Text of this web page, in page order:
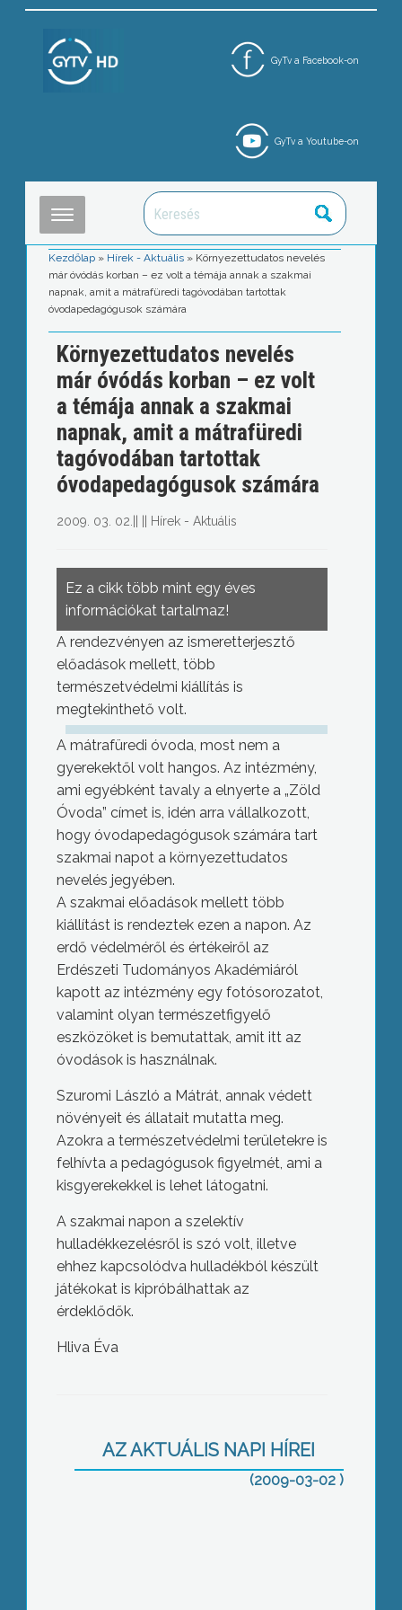
GyTv a Facebook-on
GyTv a Youtube-on
Kezdőlap » Hírek - Aktuális » Környezettudatos nevelés
már óvódás korban – ez volt a témája annak a szakmai
napnak, amit a mátrafüredi tagóvodában tartottak
óvodapedagógusok számára
Környezettudatos nevelés
már óvódás korban – ez volt
a témája annak a szakmai
napnak, amit a mátrafüredi
tagóvodában tartottak
óvodapedagógusok számára
2009. 03. 02. Hírek - Aktuális
Ez a cikk több mint egy éves
információkat tartalmaz!
A rendezvényen az ismeretterjesztő
előadások mellett, több
természetvédelmi kiállítás is
megtekinthető volt.
A mátrafüredi óvoda, most nem a
gyerekektől volt hangos. Az intézmény,
ami egyébként tavaly a elnyerte a „Zöld
Óvoda” címet is, idén arra vállalkozott,
hogy óvodapedagógusok számára tart
szakmai napot a környezettudatos
nevelés jegyében.
A szakmai előadások mellett több
kiállítást is rendeztek ezen a napon. Az
erdő védelméről és értékeiről az
Erdészeti Tudományos Akadémiáról
kapott az intézmény egy fotósorozatot,
valamint olyan természetfigyelő
eszközöket is bemutattak, amit itt az
óvodások is használnak.
Szuromi László a Mátrát, annak védett
növényeit és állatait mutatta meg.
Azokra a természetvédelmi területekre is
felhívta a pedagógusok figyelmét, ami a
kisgyerekekkel is lehet látogatni.
A szakmai napon a szelektív
hulladékkezelésről is szó volt, illetve
ehhez kapcsolódva hulladékból készült
játékokat is kipróbálhattak az
érdeklődők.
Hliva Éva
AZ AKTUÁLIS NAPI HÍREI
(2009-03-02 )
egyik tagja